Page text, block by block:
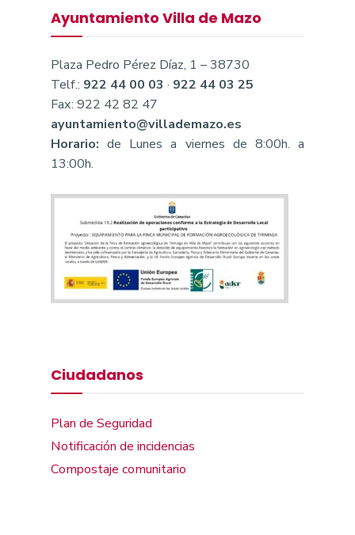
Ayuntamiento Villa de Mazo
Plaza Pedro Pérez Díaz, 1 – 38730
Telf.: 922 44 00 03 · 922 44 03 25
Fax: 922 42 82 47
ayuntamiento@villademazo.es
Horario: de Lunes a viernes de 8:00h. a
13:00h.
Ciudadanos
Plan de Seguridad
Notificación de incidencias
Compostaje comunitario